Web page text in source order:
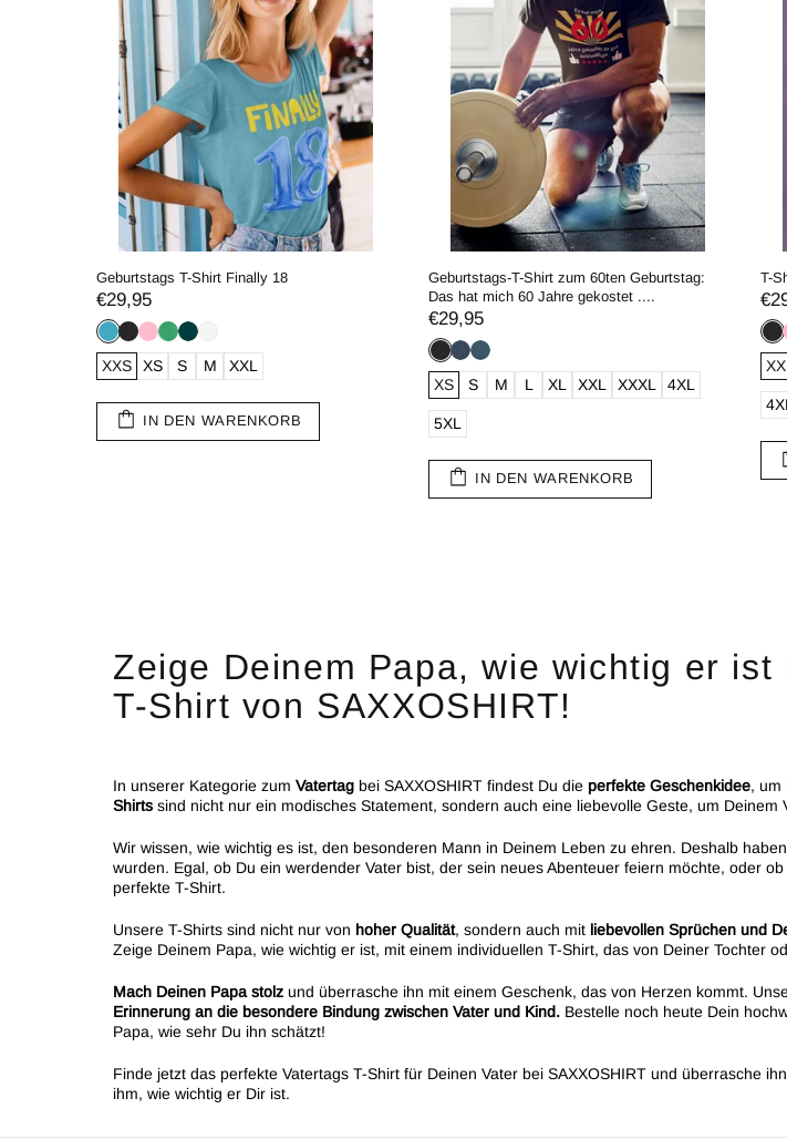
Geburtstags T-Shirt Finally 18
€29,95
XXS XS S M XXL
IN DEN WARENKORB
Geburtstags-T-Shirt zum 60ten Geburtstag:
Das hat mich 60 Jahre gekostet ....
€29,95
XS S M L XL XXL XXXL 4XL
5XL
IN DEN WARENKORB
T-
4XL
Zeige Deinem Papa, wie wichtig er
T-Shirt von SAXXOSHIRT!
In unserer Kategorie zum Vatertag bei SAXXOSHIRT findest Du die perfekte Geschenkidee, um
Shirts sind nicht nur ein modisches Statement, sondern auch eine liebevolle Geste, um
Wir wissen, wie wichtig es ist, den besonderen Mann in Deinem Leben zu ehren. Deshalb
wurden. Egal, ob Du ein werdender Vater bist, der sein neues Abenteuer feiern möchte, oder
perfekte T-Shirt.
Unsere T-Shirts sind nicht nur von hoher Qualität, sondern auch mit liebevollen Sprüchen und
Zeige Deinem Papa, wie wichtig er ist, mit einem individuellen T-Shirt, das von Deiner Tochter
Mach Deinen Papa stolz und überrasche ihn mit einem Geschenk, das von Herzen kommt.
Erinnerung an die besondere Bindung zwischen Vater und Kind. Bestelle noch heute Dein
Papa, wie sehr Du ihn schätzt!
Finde jetzt das perfekte Vatertags T-Shirt für Deinen Vater bei SAXXOSHIRT und überrasche
ihm, wie wichtig er Dir ist.